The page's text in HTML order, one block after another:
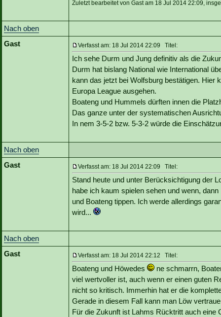
Zuletzt bearbeitet von Gast am 18 Jul 2014 22:09,
Nach oben
Gast
Verfasst am: 18 Jul 2014 22:09 Titel:
Ich sehe Durm und Jung definitiv als die
Durm hat bislang National wie International
kann das jetzt bei Wolfsburg bestätigen. Hier
Europa League ausgehen.
Boateng und Hummels dürften innen die
Das ganze unter der systematischen
In nem 3-5-2 bzw. 5-3-2 würde die
Nach oben
Gast
Verfasst am: 18 Jul 2014 22:09 Titel:
Stand heute und unter Berücksichtigung der
habe ich kaum spielen sehen und wenn,
und Boateng tippen. Ich werde allerdings
wird...
Nach oben
Gast
Verfasst am: 18 Jul 2014 22:12 Titel:
Boateng und Höwedes
ne schmarrn,
viel wertvoller ist, auch wenn er einen guten
nicht so kritisch. Immerhin hat er die
Gerade in diesem Fall kann man Löw
Für die Zukunft ist Lahms Rücktritt auch eine